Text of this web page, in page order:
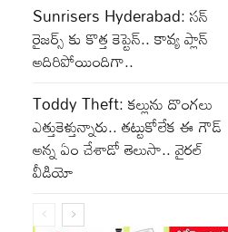
Sunrisers Hyderabad: సన్
రైజర్స్ కు కొత్త కెప్టెన్.. కావ్య ప్లాన్
అదిరిపోయిందిగా..
Toddy Theft: కల్లును దొంగలు
ఎత్తుకెళ్తున్నారు.. తట్టుకోలేక ఈ గౌడ్
అన్న ఏం చేశాడో తెలుసా.. వైరల్
వీడియో